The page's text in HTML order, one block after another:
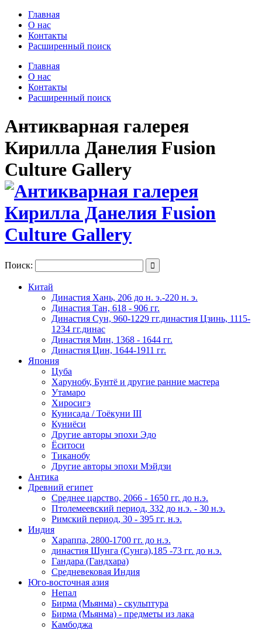
Главная
О нас
Контакты
Расширенный поиск
Главная
О нас
Контакты
Расширенный поиск
Антикварная галерея
Кирилла Данелия Fusion
Culture Gallery
Поиск: 
Китай
Династия Хань, 206 до н. э.-220 н. э.
Династия Тан, 618 - 906 гг.
Династия Сун, 960-1229 гг.династия Цзинь, 1115-
1234 гг.динас
Династия Мин, 1368 - 1644 гг.
Династия Цин, 1644-1911 гг.
Япония
Цуба
Харунобу, Бунтё и другие ранние мастера
Утамаро
Хиросигэ
Кунисада / Тоёкуни III
Куниёси
Другие авторы эпохи Эдо
Ёситоси
Тиканобу
Другие авторы эпохи Мэйдзи
Антика
Древний египет
Среднее царство, 2066 - 1650 гг. до н.э.
Птолемеевский период, 332 до н.э. - 30 н.э.
Римский период, 30 - 395 гг. н.э.
Индия
Хараппа, 2800-1700 гг. до н.э.
династия Шунга (Сунга),185 -73 гг. до н.э.
Гандара (Гандхара)
Средневековая Индия
Юго-восточная азия
Непал
Бирма (Мьянма) - скульптура
Бирма (Мьянма) - предметы из лака
Камбоджа